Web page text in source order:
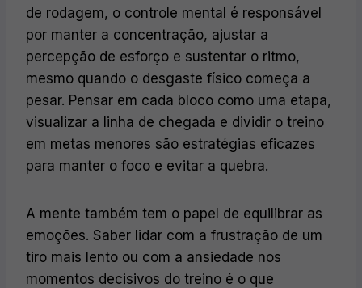
de rodagem, o controle mental é responsável
por manter a concentração, ajustar a
percepção de esforço e sustentar o ritmo,
mesmo quando o desgaste físico começa a
pesar. Pensar em cada bloco como uma etapa,
visualizar a linha de chegada e dividir o treino
em metas menores são estratégias eficazes
para manter o foco e evitar a quebra.
A mente também tem o papel de equilibrar as
emoções. Saber lidar com a frustração de um
tiro mais lento ou com a ansiedade nos
momentos decisivos do treino é o que